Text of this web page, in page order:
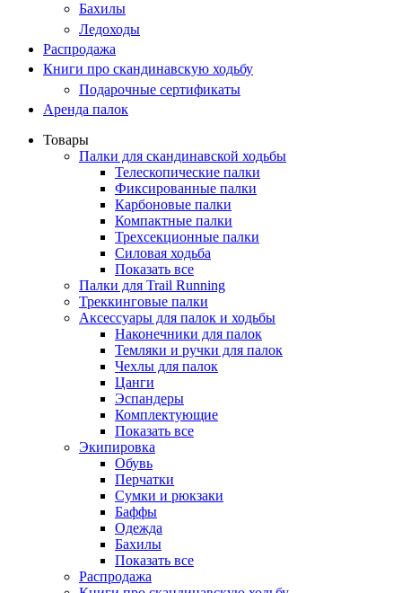
Бахилы
Ледоходы
Распродажа
Книги про скандинавскую ходьбу
Подарочные сертификаты
Аренда палок
Товары
Палки для скандинавской ходьбы
Телескопические палки
Фиксированные палки
Карбоновые палки
Компактные палки
Трехсекционные палки
Силовая ходьба
Показать все
Палки для Trail Running
Треккинговые палки
Аксессуары для палок и ходьбы
Наконечники для палок
Темляки и ручки для палок
Чехлы для палок
Цанги
Эспандеры
Комплектующие
Показать все
Экипировка
Обувь
Перчатки
Сумки и рюкзаки
Баффы
Одежда
Бахилы
Показать все
Распродажа